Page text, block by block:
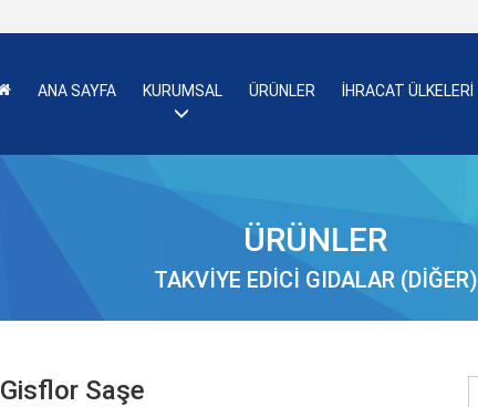
ANA SAYFA KURUMSAL ÜRÜNLER İHRACAT ÜLKELERİ
ÜRÜNLER
TAKVIYE EDICI GIDALAR (DIĞER)
Gisflor Saşe